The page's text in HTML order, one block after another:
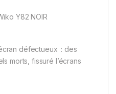
Y82 NOIR
défectueux：des
morts, fissuré l’écrans